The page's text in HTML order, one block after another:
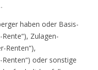
haben oder Basis-
Zulagen-
Renten“),
oder sonstige